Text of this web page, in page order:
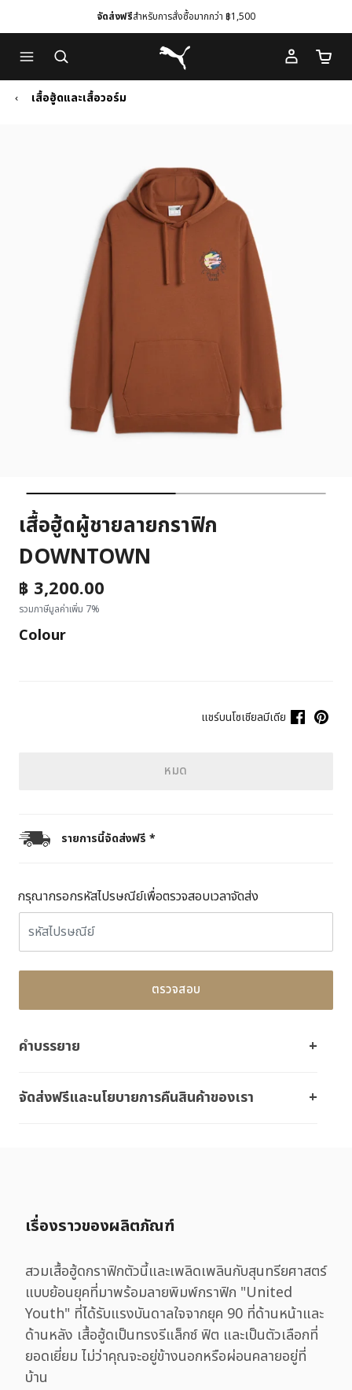
to
Main
content
to
Footer
Content
จัดส่งฟรีสำหรับการสั่งซื้อมากกว่า ฿1,500
Puma โฮม
จำนว
เสื้อฮู้ดและเสื้อวอร์ม
เสื้อฮู้ดผู้ชายลายกราฟิก
DOWNTOWN
฿ 3,200.00
รวมภาษีมูลค่าเพิ่ม 7%
Colour
แชร์บนโซเชียลมีเดีย
หมด
รายการนี้จัดส่งฟรี *
กรุณากรอกรหัสไปรษณีย์เพื่อตรวจสอบเวลาจัดส่ง
ตรวจสอบ
คำบรรยาย
จัดส่งฟรีและนโยบายการคืนสินค้าของเรา
เรื่องราวของผลิตภัณฑ์
สวมเสื้อฮู้ดกราฟิกตัวนี้และเพลิดเพลินกับสุนทรียศาสตร์
แบบย้อนยุคที่มาพร้อมลายพิมพ์กราฟิก "United
Youth" ที่ได้รับแรงบันดาลใจจากยุค 90 ที่ด้านหน้าและ
ด้านหลัง เสื้อฮู้ดเป็นทรงรีแล็กซ์ ฟิต และเป็นตัวเลือกที่
ยอดเยี่ยม ไม่ว่าคุณจะอยู่ข้างนอกหรือผ่อนคลายอยู่ที่
บ้าน